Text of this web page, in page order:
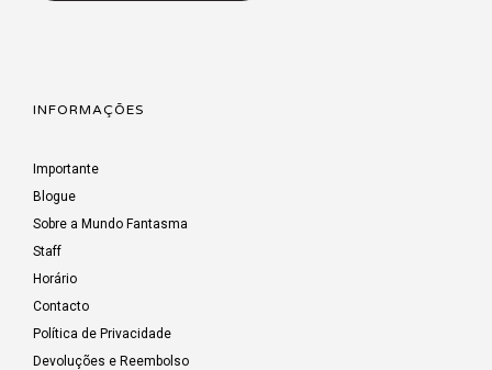
INFORMAÇÕES
Importante
Blogue
Sobre a Mundo Fantasma
Staff
Horário
Contacto
Política de Privacidade
Devoluções e Reembolso